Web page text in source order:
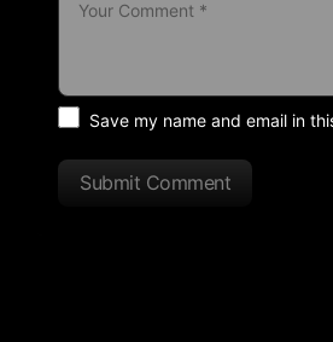
Save my name and email in
Submit Comment